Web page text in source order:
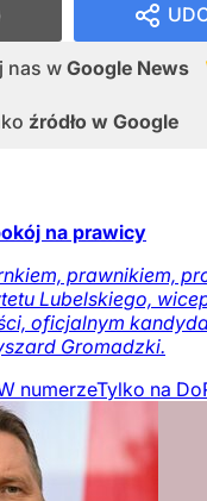
nas w Google News
źródło w Google
na prawicy
prawnikiem,
Lubelskiego,
oficjalnym
Gromadzki.
numerzeTylko na